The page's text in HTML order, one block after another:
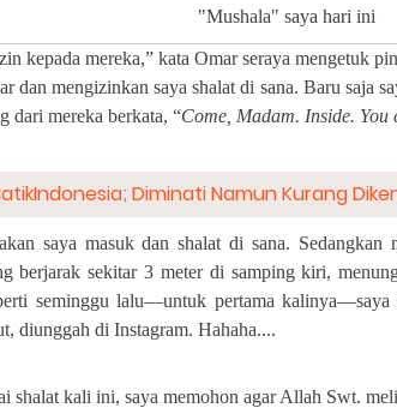
"Mushala" saya hari ini
kepada mereka,” kata Omar seraya mengetuk
dan mengizinkan saya shalat di sana. Baru saja
dari mereka berkata, “Come, Madam. Inside. You
Diminati Namun Kurang
saya masuk dan shalat di sana.
berjarak sekitar 3 meter di samping kiri,
seminggu lalu—untuk pertama
diunggah di Instagram. Hahaha....
shalat kali ini, saya memohon agar Allah Swt.